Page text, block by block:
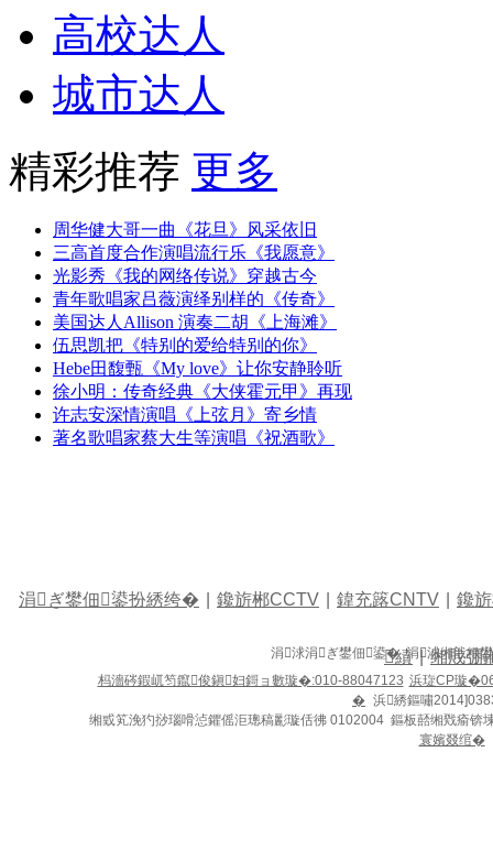
高校达人
城市达人
精彩推荐 更多
周华健大哥一曲《花旦》风采依旧
三高首度合作演唱流行乐《我愿意》
光影秀《我的网络传说》穿越古今
青年歌唱家吕薇演绎别样的《传奇》
美国达人Allison 演奏二胡《上海滩》
伍思凯把《特别的爱给特别的你》
Hebe田馥甄《My love》让你安静聆听
徐小明：传奇经典《大侠霍元甲》再现
许志安深情演唱《上弦月》寄乡情
著名歌唱家蔡大生等演唱《祝酒歌》
涓ぎ鐢佃鍙扮綉绔� 鑱旂郴CCTV 鍏充簬CNTV 鑱
績 | 缃戝弸
涓浗涓ぎ鐢佃鍙� 涓浗缃戠粶
杩濇硶鍜屼笉鑹俊鎭妇鎶ョ數璇�:010-88047123 浜琁CP璇
� 浜綉鏂嘯
缃戜笂浼犳挱瑙嗗惉鑺傜洰璁稿彲璇佸彿 0102004 鏂板嚭缃戣瘉
寰嬪叕绾�